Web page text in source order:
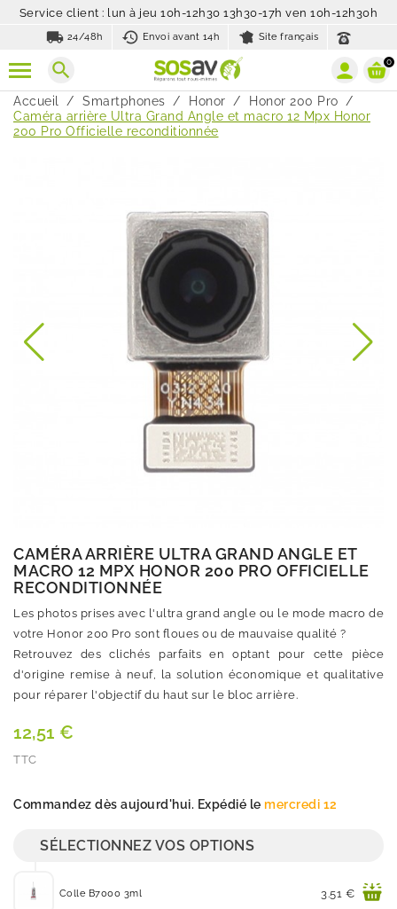
Service client : lun à jeu 10h-12h30 13h30-17h ven 10h-12h30h
local_shipping 24/48h history_toggle_off
Envoi avant 14h Site français
search 0
Accueil Smartphones Honor
Honor 200 Pro
Caméra arrière Ultra Grand Angle et macro 12 Mpx Honor
200 Pro Officielle reconditionnée
CAMÉRA ARRIÈRE ULTRA GRAND ANGLE ET
MACRO 12 MPX HONOR 200 PRO OFFICIELLE
RECONDITIONNÉE
Les photos prises avec l'ultra grand angle ou le mode macro de
votre Honor 200 Pro sont floues ou de mauvaise qualité ?
Retrouvez des clichés parfaits en optant pour cette pièce
d'origine remise à neuf, la solution économique et qualitative
pour réparer l'objectif du haut sur le bloc arrière.
12,51 €
TTC
Commandez dès aujourd'hui. Expédié le mercredi 12
SÉLECTIONNEZ VOS OPTIONS
Colle B7000 3ml Prix
3.51 €